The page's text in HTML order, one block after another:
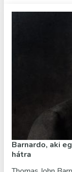
Barnardo, aki
hátra